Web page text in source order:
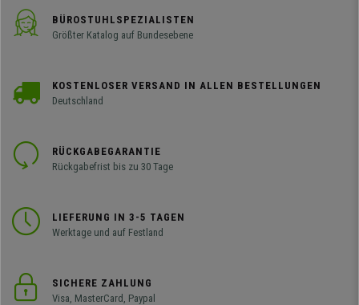
BÜROSTUHLSPEZIALISTEN
Größter Katalog auf Bundesebene
KOSTENLOSER VERSAND IN ALLEN BESTELLUNGEN
Deutschland
RÜCKGABEGARANTIE
Rückgabefrist bis zu 30 Tage
LIEFERUNG IN 3-5 TAGEN
Werktage und auf Festland
SICHERE ZAHLUNG
Visa, MasterCard, Paypal